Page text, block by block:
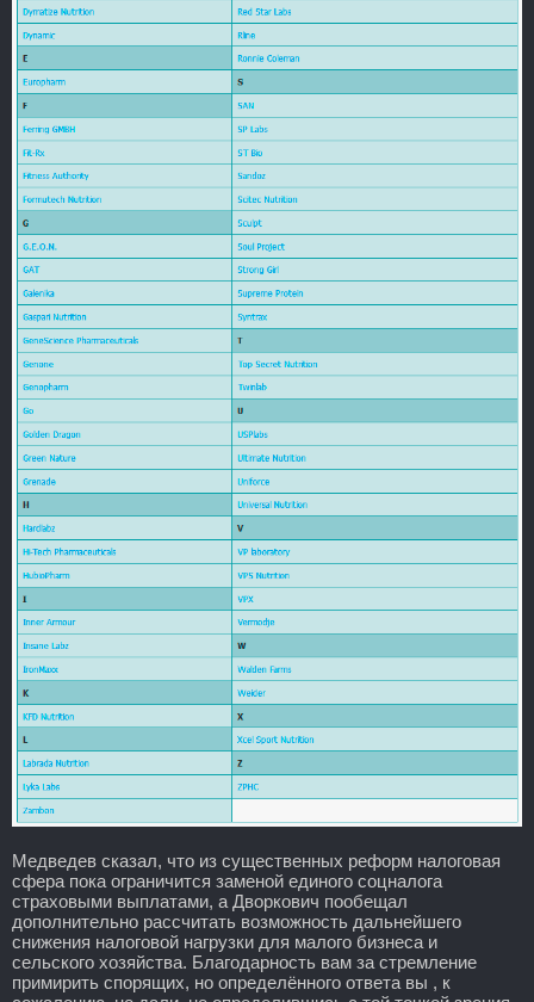
Медведев сказал, что из существенных реформ налоговая
сфера пока ограничится заменой единого соцналога
страховыми выплатами, а Дворкович пообещал
дополнительно рассчитать возможность дальнейшего
снижения налоговой нагрузки для малого бизнеса и
сельского хозяйства. Благодарность вам за стремление
примирить спорящих, но определённого ответа вы , к